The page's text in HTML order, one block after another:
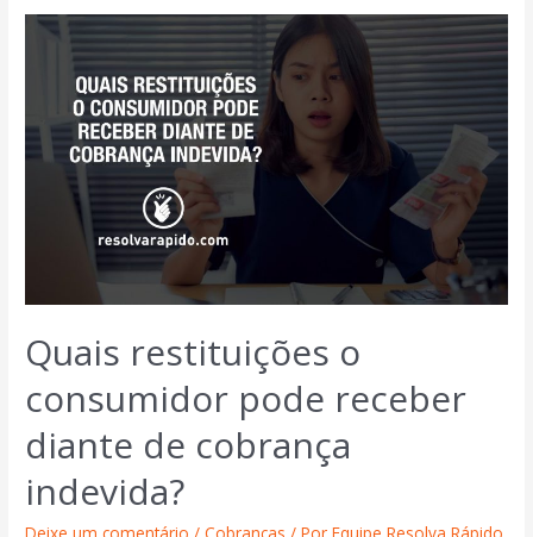
Quais restituições o
consumidor pode receber
diante de cobrança
indevida?